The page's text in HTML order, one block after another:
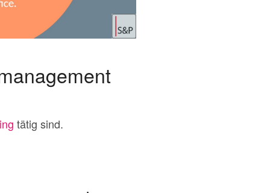
tätig sind.